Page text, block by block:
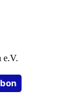
e.V.